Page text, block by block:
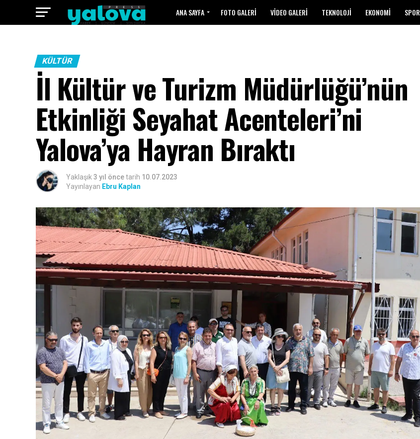
ANA SAYFA FOTO GALERI VIDEO GALERI TEKNOLOJI EKONOMI SPOR
KÜLTÜR
İl Kültür ve Turizm Müdürlüğü’nün
Etkinliği Seyahat Acenteleri’ni
Yalova’ya Hayran Bıraktı
Yaklaşık 3 yıl öncetarih 10.07.2023
Yayınlayan Ebru Kaplan